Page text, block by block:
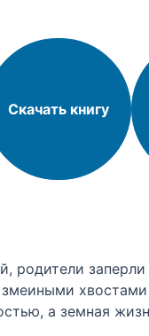
Скачать книгу
родители
а земная